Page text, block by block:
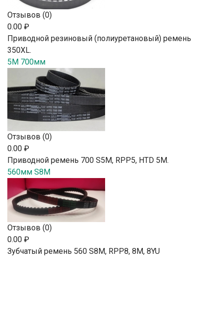
Отзывов (0)
0.00 ₽
Приводной резиновый (полиуретановый) ремень
350XL.
5M 700мм
Отзывов (0)
0.00 ₽
Приводной ремень 700 S5M, RPP5, HTD 5М.
560мм S8M
Отзывов (0)
0.00 ₽
Зубчатый ремень 560 S8M, RPP8, 8М, 8YU